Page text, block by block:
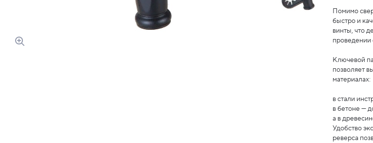
Помимо
быстро и
винты, что
проведении
Ключевой
позволяет
материалах:
в стали
в бетоне —
а в
Удобство
реверса